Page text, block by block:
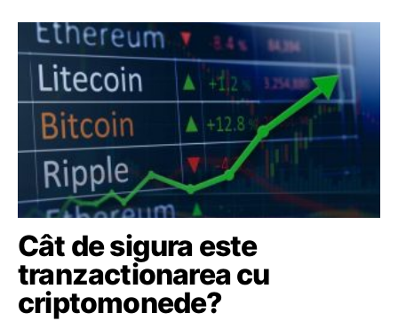
Cât de sigura este
tranzactionarea cu
criptomonede?